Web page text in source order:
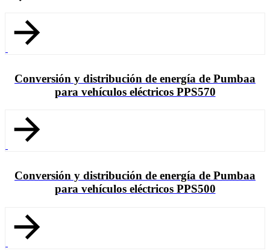
Conversión y distribución de energía de Pumbaa
para vehículos eléctricos PPS570
Conversión y distribución de energía de Pumbaa
para vehículos eléctricos PPS500